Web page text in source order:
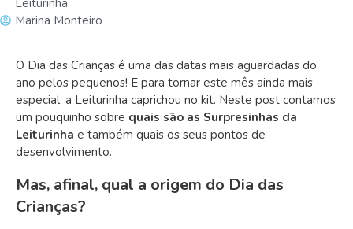
Leiturinha
Marina Monteiro
O Dia das Crianças é uma das datas mais aguardadas do
ano pelos pequenos! E para tornar este mês ainda mais
especial, a Leiturinha caprichou no kit. Neste post contamos
um pouquinho sobre quais são as Surpresinhas da
Leiturinha e também quais os seus pontos de
desenvolvimento.
Mas, afinal, qual a origem do Dia das
Crianças?